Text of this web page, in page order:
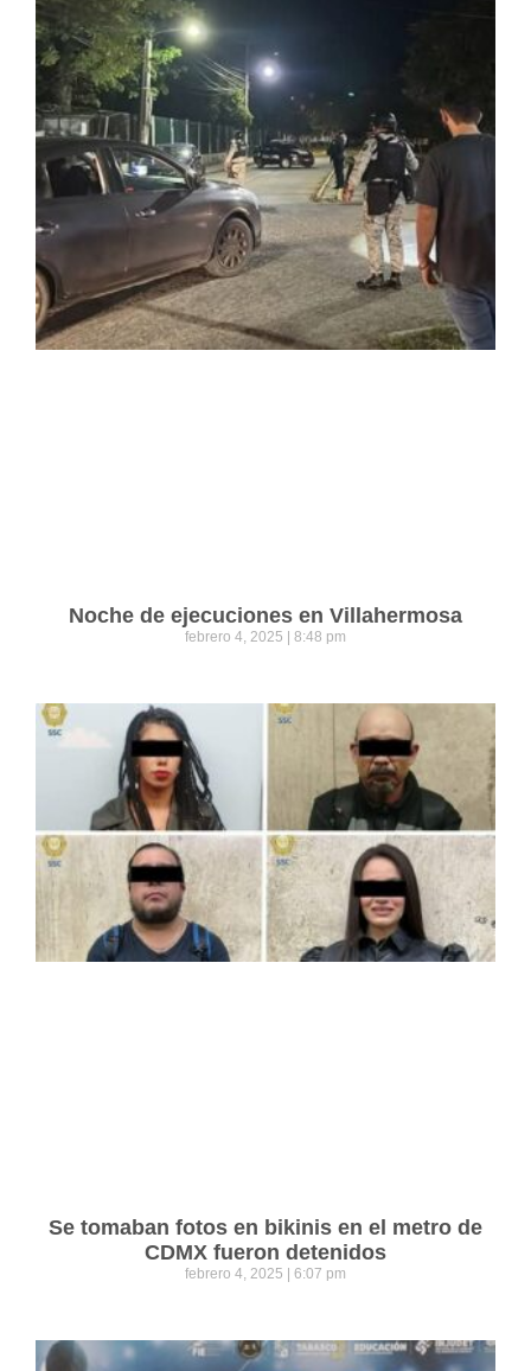
Noche de ejecuciones en Villahermosa
febrero 4, 2025 8:48 pm
Se tomaban fotos en bikinis en el metro de
CDMX fueron detenidos
febrero 4, 2025 6:07 pm